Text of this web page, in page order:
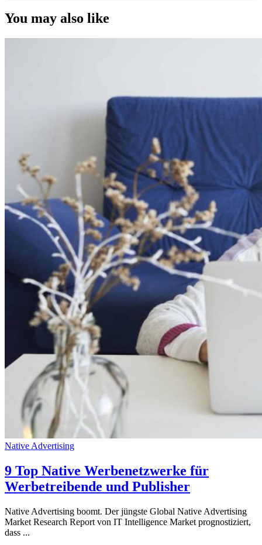
You may also like
Native Advertising
9 Top Native Werbenetzwerke für
Werbetreibende und Publisher
Native Advertising boomt. Der jüngste Global Native Advertising
Market Research Report von IT Intelligence Market prognostiziert,
dass ...